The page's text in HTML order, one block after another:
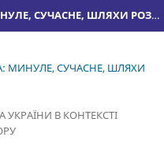
УКРАЇНСЬКА КУЛЬТУРА : МИНУЛЕ, СУЧАСНЕ, ШЛЯХИ РОЗВИТКУ
МИНУЛЕ, СУЧАСНЕ, ШЛЯХИ
В КОНТЕКСТІ